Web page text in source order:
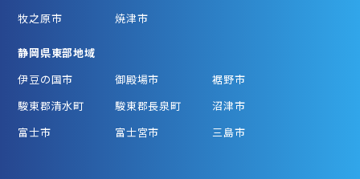
牧之原市
焼津市
静岡県東部地域
伊豆の国市
御殿場市
裾野市
駿東郡清水町
駿東郡長泉町
沼津市
富士市
富士宮市 三島市